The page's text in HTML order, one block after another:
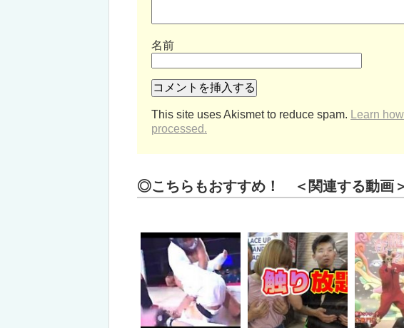
名前
This site uses Akismet to reduce spam.
Learn
processed.
◎こちらもおすすめ！ ＜関連する動画